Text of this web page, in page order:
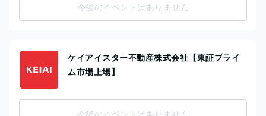
今後のイベントはありません
ケイアイスター不動産株式会社【東証プライ
ム市場上場】
今後のイベントはありません